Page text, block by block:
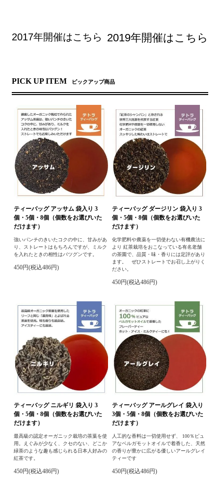
2017年開催はこちら 2019年開催はこちら
PICK UP ITEM ピックアップ商品
ティーバッグ アッサム 袋入り 3
個・5個・8個（個数をお選びいた
だけます）
強いパンチのきいたコクの中に、甘みがあ
り、ストレートはもちろんですが、ミルク
を入れたときの相性はバツグンです。
450円(税込486円)
ティーバッグ ダージリン 袋入り 3
個・5個・8個（個数をお選びいた
だけます）
化学肥料や農薬を一切使わない有機農法に
より 紅茶栽培をおこなっている有名老舗
の茶園で、品質・味・香りには定評があり
ます。 ぜひストレートでお召し上がりく
ださい。
450円(税込486円)
ティーバッグ ニルギリ 袋入り 3
個・5個・8個（個数をお選びいた
だけます）
最高級の認定オーガニック栽培の茶葉を使
用。えぐみが少なく、クセのない、どこか
緑茶のような趣も感じられる日本人好みの
紅茶です。
450円(税込486円)
ティーバッグ アールグレイ 袋入り
3個・5個・8個（個数をお選びいた
だけます）
人工的な香料は一切使用せず、 100％ピュ
アなベルガモットオイルで着香した、天然
の香りが豊かに広がる優しいアールグレイ
ティーです
450円(税込486円)